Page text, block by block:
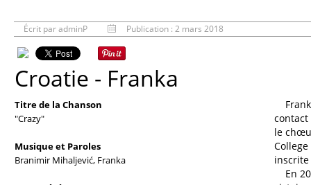
Écrit paradminP Publication : 2 mars 2018
Croatie - Franka
Titre de la Chanson
"Crazy"
Musique et Paroles
Branimir Mihaljević, Franka
contact
le
En